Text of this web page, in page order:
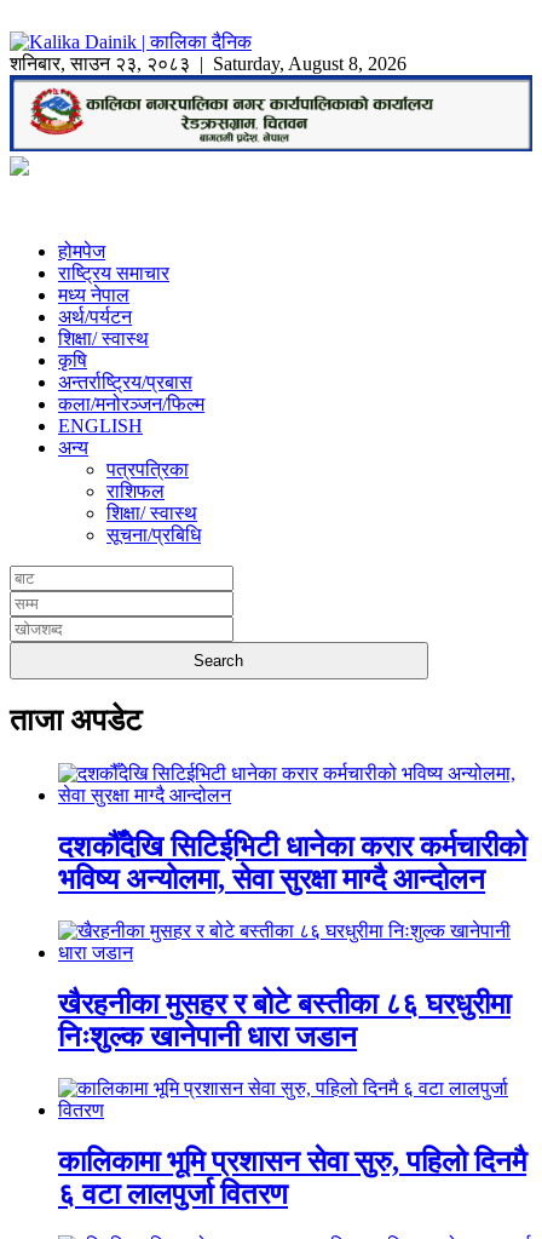
शनिबार,साउन २३, २०८३ | Saturday, August 8, 2026
होमपेज
राष्ट्रिय समाचार
मध्य नेपाल
अर्थ/पर्यटन
शिक्षा/ स्वास्थ
कृषि
अन्तर्राष्ट्रिय/प्रबास
कला/मनोरञ्जन/फिल्म
ENGLISH
अन्य
पत्रपत्रिका
राशिफल
शिक्षा/ स्वास्थ
सूचना/प्रबिधि
ताजा अपडेट
दशकौँदेखि सिटिईभिटी धानेका करार कर्मचारीको
भविष्य अन्योलमा, सेवा सुरक्षा माग्दै आन्दोलन
खैरहनीका मुसहर र बोटे बस्तीका ८६ घरधुरीमा
निःशुल्क खानेपानी धारा जडान
कालिकामा भूमि प्रशासन सेवा सुरु, पहिलो दिनमै
६ वटा लालपुर्जा वितरण